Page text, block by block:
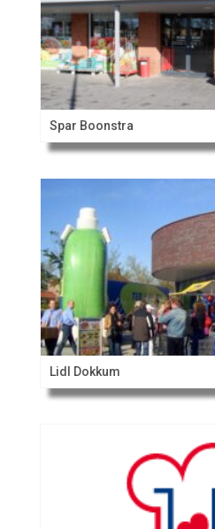
Spar Boonstra
Lidl Dokkum